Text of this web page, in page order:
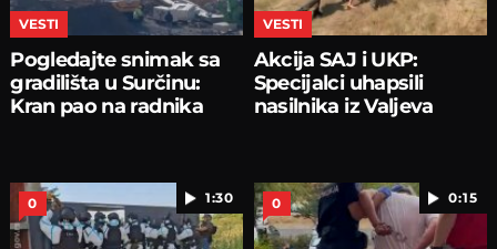
VESTI
Pogledajte snimak sa
gradilišta u Surčinu:
Kran pao na radnika
VESTI
Akcija SAJ i UKP:
Specijalci uhapsili
nasilnika iz Valjeva
1:30
0 0:15
0